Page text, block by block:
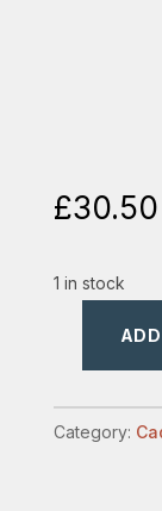
£30.50
1 in stock
peisaj
Category: